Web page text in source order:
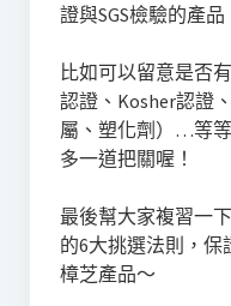
證與SGS檢驗的產
比如可以留意是否
認證、Kosher認證
屬、塑化劑）…等
多一道把關喔！
最後幫大家複習一
的6大挑選法則，
樟芝產品～